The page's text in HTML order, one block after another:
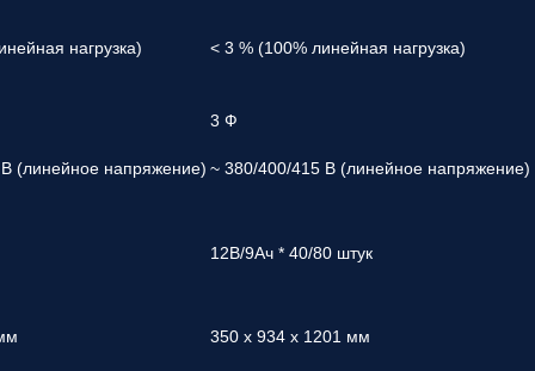
нагрузка)
< 3 % (100% линейная нагрузка)
3 Ф
(линейное напряжение) ~ 380/400/415 В (линейное напряжение)
12В/9Ач * 40/80 штук
350 х 934 х 1201 мм